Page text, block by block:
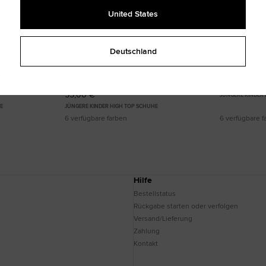
für
55,00 €
JÜNGERE KINDER HIGH TOP SCHUHE
6 verfügbare farben
JÜNGERE
6 verfügbare
Hilfe
Bestellstatus
Rückgabe starten oder verfolgen
Versand/Lieferung
Zahlung
Kontakt
United States
Deutschland